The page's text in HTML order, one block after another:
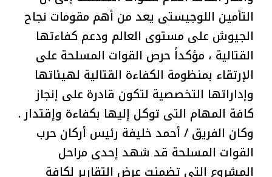
التأمين اللوجيستى يعد من أهم مقومات نجاح
الجيوش على مستوى العالم ودعم كفاءتها
القتالية ، مؤكداً حرص القوات المسلحة على
الإرتقاء بمنظومة الكفاءة القتالية لهيئاتها
وإداراتها التخصصية لتكون قادرة على إنجاز
كافة المهام التى توكل إليها بكفاءة وإقتدار .
وكان الفريق / أحمد خليفة رئيس أركان حرب
القوات المسلحة قد شهد إحدى مراحل
المشروع التى تضمنت عرض التقارير لكافة